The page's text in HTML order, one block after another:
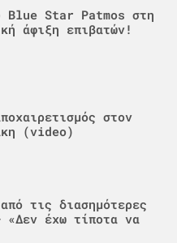
Blue Star Patmos στη
άφιξη επιβατών!
στον
(video)
τις διασημότερες
«Δεν έχω τίποτα να